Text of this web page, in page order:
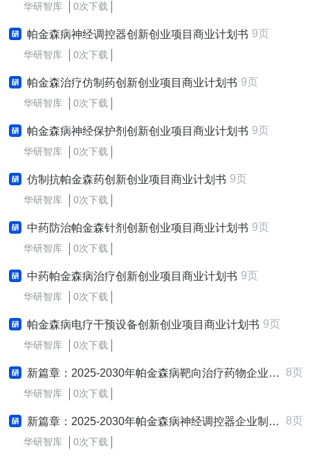
华研智库 0次下载
帕金森病神经调控器创新创业项目商业计划书 9页
华研智库 0次下载
帕金森治疗仿制药创新创业项目商业计划书 9页
华研智库 0次下载
帕金森病神经保护剂创新创业项目商业计划书 9页
华研智库 0次下载
仿制抗帕金森药创新创业项目商业计划书 9页
华研智库 0次下载
中药防治帕金森针剂创新创业项目商业计划书 9页
华研智库 0次下载
中药帕金森病治疗创新创业项目商业计划书 9页
华研智库 0次下载
帕金森病电疗干预设备创新创业项目商业计划书 9页
华研智库 0次下载
新篇章：2025-2030年帕金森病靶向治疗药物企业制定与实施新质生产力战略研究报告 8页
华研智库 0次下载
新篇章：2025-2030年帕金森病神经调控器企业制定与实施新质生产力战略研究报告 8页
华研智库 0次下载